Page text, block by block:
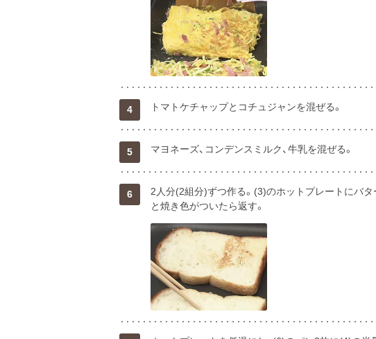
4 トマトケチャップとコチュジャンを混ぜる。
5 マヨネーズ、コンデンスミルク、牛乳を混ぜる。
6
2人分(2組分)ずつ作る。(3)のホットプレートにバ
と焼き色がついたら返す。